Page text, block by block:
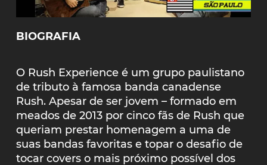
BIOGRAFIA
O Rush Experience é um grupo paulistano
de tributo à famosa banda canadense
Rush. Apesar de ser jovem – formado em
meados de 2013 por cinco fãs de Rush que
queriam prestar homenagem a uma de
suas bandas favoritas e topar o desafio de
tocar covers o mais próximo possível dos